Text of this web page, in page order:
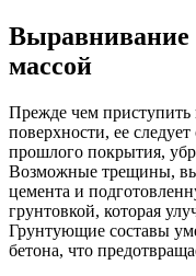
Выравнивание
массой
Прежде чем
поверхности, ее
прошлого покрытия,
Возможные трещины,
цемента и
грунтовкой, которая
Грунтующие составы
бетона, что